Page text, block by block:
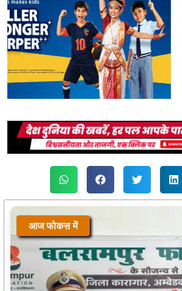
आज फोकस में